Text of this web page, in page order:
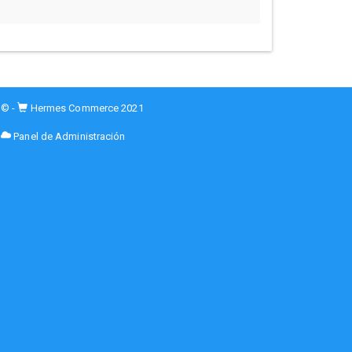
© - Hermes Commerce 2021
Panel de Administración